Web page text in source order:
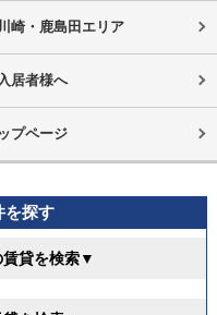
崎・鹿島田エリア
居者様へ
プページ
を探す
貸を検索▼